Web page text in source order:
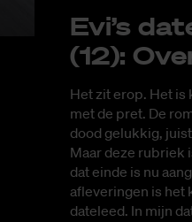
Evi’s
(12):
Het zit erop. Het is
met de pret. De
dood gelukkig,
Maar deze rubriek
dat einde is nu
afleveringen is het
dateleed. In mijn